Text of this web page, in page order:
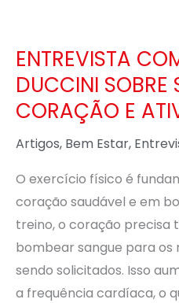
ENTREVISTA
DUCCINI SOBRE
CORAÇÃO E
Artigos, Bem Estar,
O exercício físico é
coração saudável e em
treino, o coração precisa
bombear sangue para os
sendo solicitados. Isso
a frequência cardíaca, o
O
DR.
PEDRO
SOBRE
SAÚDE
DO
CORAÇÃO
E
ATIVIDADE
FÍSICA